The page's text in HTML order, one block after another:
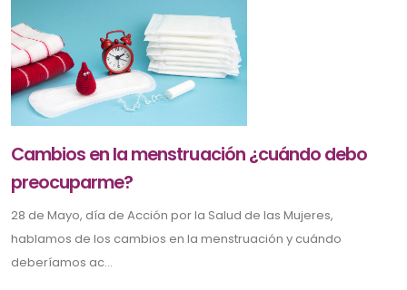
Cambios en la menstruación ¿cuándo debo
preocuparme?
28 de Mayo, día de Acción por la Salud de las Mujeres,
hablamos de los cambios en la menstruación y cuándo
deberíamos ac...